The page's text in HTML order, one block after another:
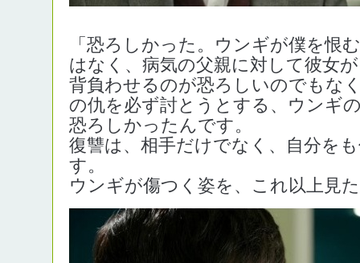
「恐ろしかった。ウンギが僕を恨
はなく、病気の父親に対して彼女
背負わせるのが恐ろしいのでもな
の仇を必ず討とうとする、ウンギ
恐ろしかったんです。
復讐は、相手だけでなく、自分を
す。
ウンギが傷つく姿を、これ以上見